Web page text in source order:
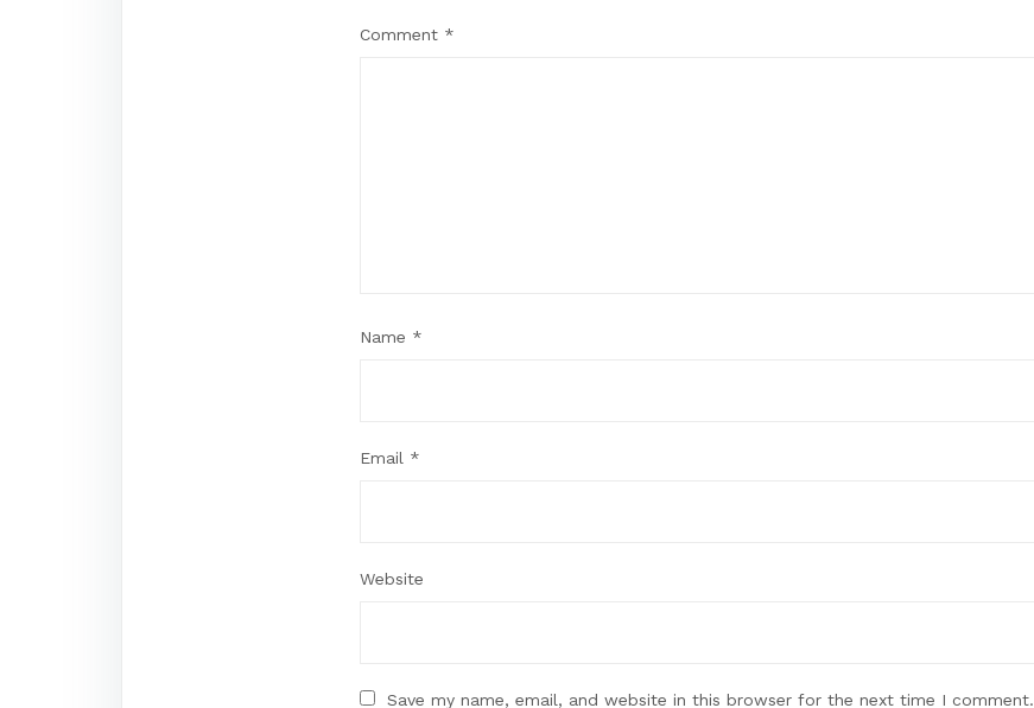
Comment *
Name *
Email *
Website
Save my name, email, and website in this browser for the next time I comment.